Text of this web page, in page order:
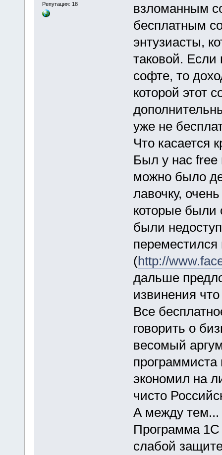
Репутация: 18
взломанным
бесплатным
энтузиасты,
таковой. Если
софте, то
которой этот
уже не
Что касается
Был у нас free
можно было
лавочку,
которые были
были
переместился
(http://
дальше
извинения
Все
говорить о
весомый
экономил на
чисто
А между тем...
Программа 1С
слабой